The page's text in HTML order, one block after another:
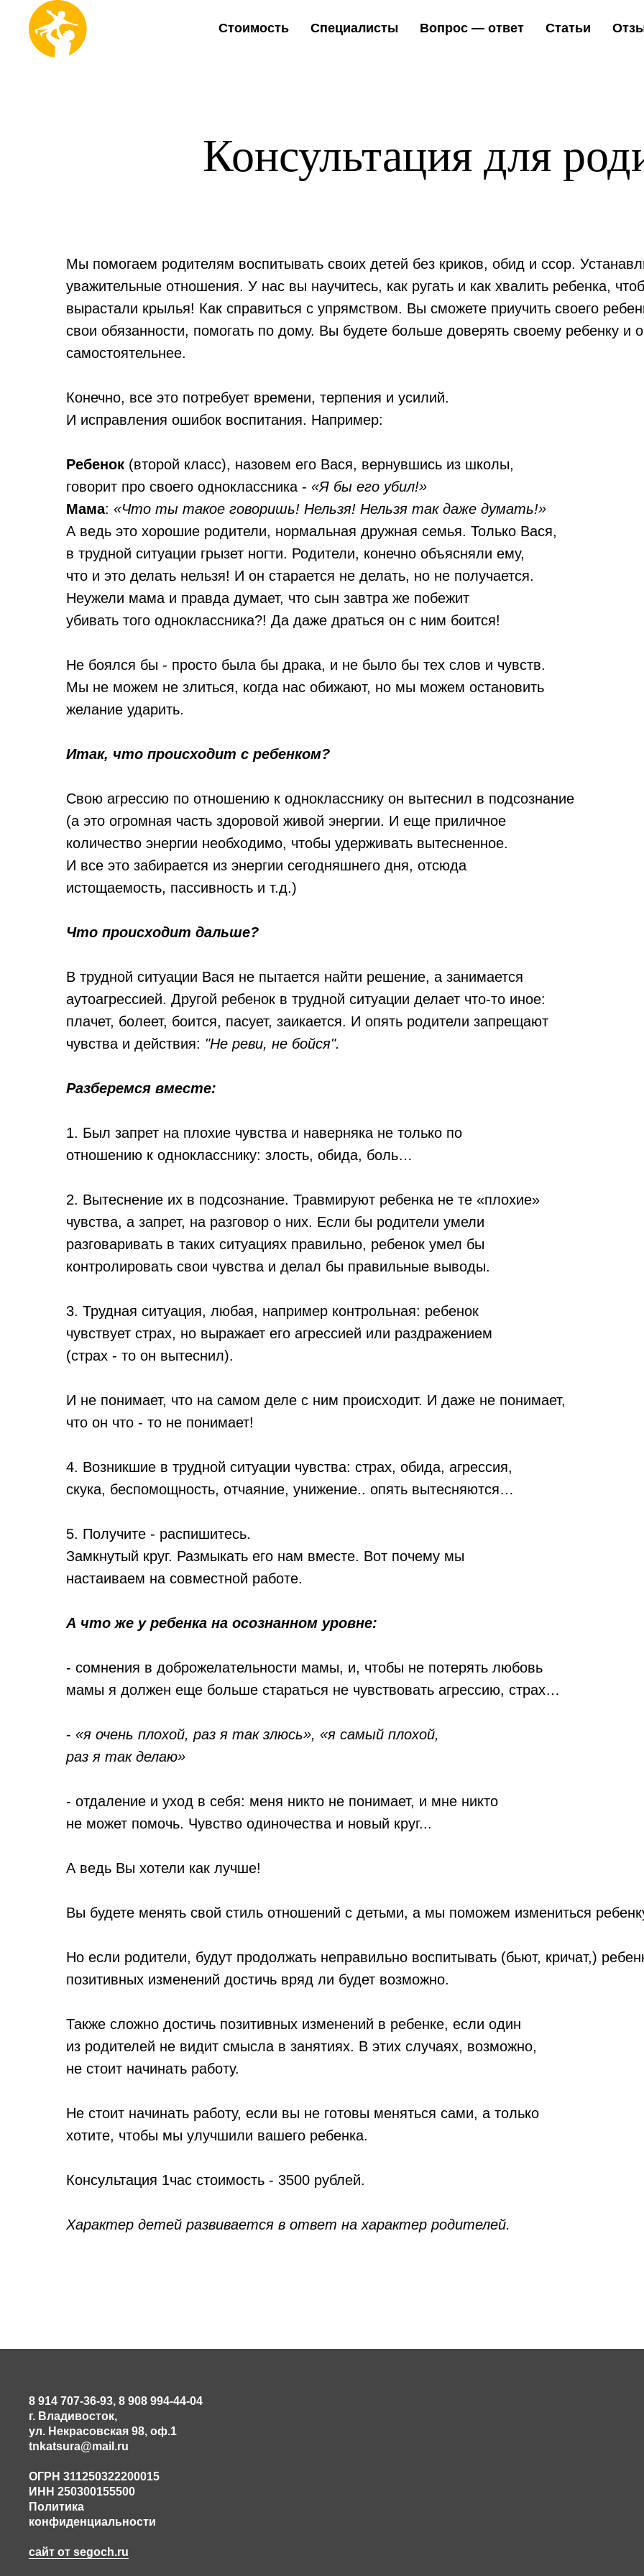
Стоимость Специалисты Вопрос — ответ Статьи
Консультация для
Мы помогаем родителям воспитывать своих детей без криков, обид и ссор.
уважительные отношения. У нас вы научитесь, как ругать и как хвалить ребенка,
вырастали крылья! Как справиться с упрямством. Вы сможете приучить своего
свои обязанности, помогать по дому. Вы будете больше доверять своему ребенку и
самостоятельнее.
Конечно, все это потребует времени, терпения и усилий.
И исправления ошибок воспитания. Например:
Ребенок (второй класс), назовем его Вася, вернувшись из школы,
говорит про своего одноклассника - «Я бы его убил!»
Мама: «Что ты такое говоришь! Нельзя! Нельзя так даже думать!»
А ведь это хорошие родители, нормальная дружная семья. Только Вася,
в трудной ситуации грызет ногти. Родители, конечно объясняли ему,
что и это делать нельзя! И он старается не делать, но не получается.
Неужели мама и правда думает, что сын завтра же побежит
убивать того одноклассника?! Да даже драться он с ним боится!
Не боялся бы - просто была бы драка, и не было бы тех слов и чувств.
Мы не можем не злиться, когда нас обижают, но мы можем остановить
желание ударить.
Итак, что происходит с ребенком?
Свою агрессию по отношению к однокласснику он вытеснил в подсознание
(а это огромная часть здоровой живой энергии. И еще приличное
количество энергии необходимо, чтобы удерживать вытесненное.
И все это забирается из энергии сегодняшнего дня, отсюда
истощаемость, пассивность и т.д.)
Что происходит дальше?
В трудной ситуации Вася не пытается найти решение, а занимается
аутоагрессией. Другой ребенок в трудной ситуации делает что-то иное:
плачет, болеет, боится, пасует, заикается. И опять родители запрещают
чувства и действия: "Не реви, не бойся".
Разберемся вместе:
1. Был запрет на плохие чувства и наверняка не только по
отношению к однокласснику: злость, обида, боль…
2. Вытеснение их в подсознание. Травмируют ребенка не те «плохие»
чувства, а запрет, на разговор о них. Если бы родители умели
разговаривать в таких ситуациях правильно, ребенок умел бы
контролировать свои чувства и делал бы правильные выводы.
3. Трудная ситуация, любая, например контрольная: ребенок
чувствует страх, но выражает его агрессией или раздражением
(страх - то он вытеснил).
И не понимает, что на самом деле с ним происходит. И даже не понимает,
что он что - то не понимает!
4. Возникшие в трудной ситуации чувства: страх, обида, агрессия,
скука, беспомощность, отчаяние, унижение.. опять вытесняются…
5. Получите - распишитесь.
Замкнутый круг. Размыкать его нам вместе. Вот почему мы
настаиваем на совместной работе.
А что же у ребенка на осознанном уровне:
- сомнения в доброжелательности мамы, и, чтобы не потерять любовь
мамы я должен еще больше стараться не чувствовать агрессию, страх…
- «я очень плохой, раз я так злюсь», «я самый плохой,
раз я так делаю»
- отдаление и уход в себя: меня никто не понимает, и мне никто
не может помочь. Чувство одиночества и новый круг...
А ведь Вы хотели как лучше!
Вы будете менять свой стиль отношений с детьми, а мы поможем измениться
Но если родители, будут продолжать неправильно воспитывать (бьют, кричат,)
позитивных изменений достичь вряд ли будет возможно.
Также сложно достичь позитивных изменений в ребенке, если один
из родителей не видит смысла в занятиях. В этих случаях, возможно,
не стоит начинать работу.
Не стоит начинать работу, если вы не готовы меняться сами, а только
хотите, чтобы мы улучшили вашего ребенка.
Консультация 1час стоимость - 3500 рублей.
Характер детей развивается в ответ на характер родителей.
8 914 707-36-93, 8 908 994-44-04
г. Владивосток,
ул. Некрасовская 98, оф.1
tnkatsura@mail.ru
ОГРН 311250322200015
ИНН 250300155500
Политика
конфиденциальности
сайт от segoch.ru